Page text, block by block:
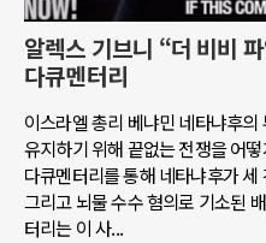
알렉스 기브니 “더 비비
다큐멘터리
이스라엘 총리 베냐민 네타냐후
유지하기 위해 끝없는 전쟁을 어
다큐멘터리를 통해 네타냐후가
그리고 뇌물 수수 혐의로 기소된
터리는 이 사...